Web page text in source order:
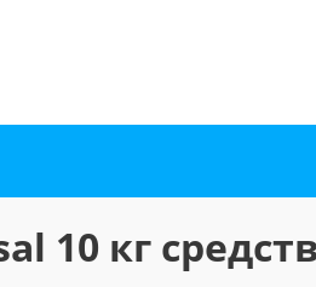
10 кг